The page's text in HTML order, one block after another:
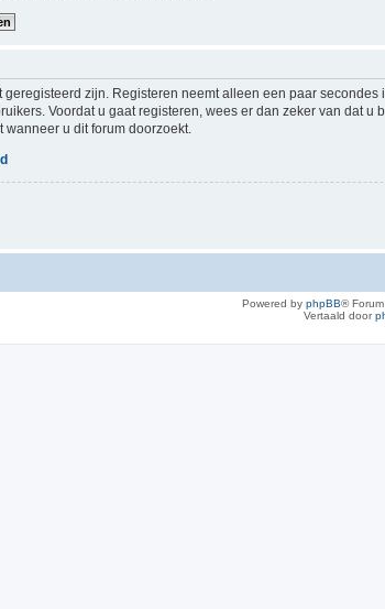
zijn. Registeren neemt alleen een paar
Voordat u gaat registeren, wees er dan zeker van dat
u dit forum doorzoekt.
Powered by phpBB®
Vertaald door